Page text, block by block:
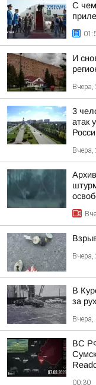
С
И
Вчера,
3
атак
Вчера,
Вчера,
В
за
Вчера,
ВС
00:30